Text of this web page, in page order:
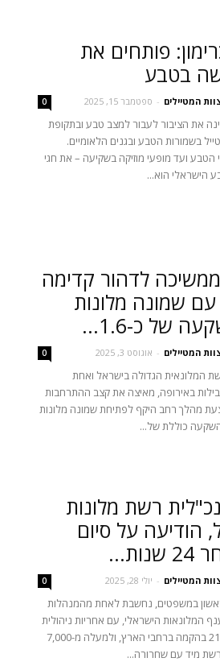
פותחים את
בטבע
המטיילים - ספטמבר 15, 2025 0
את הציבור לעבור למצב טבע ובתקופת
בשמורות הטבע ובגנים הלאומיים.
הטבע ועד מופעי מוזיקה בשקיעה – את חגי
הישראלי הוא...
לדהור קדימה
שמונה מלונות
של כ-1.6...
המטיילים - אוגוסט 3, 2025 0
המלונאית הגדולה בישראל ואחת
באירופה, מאיצה את קצב ההתרחבות
מהלך רחב היקף לפתיחת שמונה מלונות
רשת מלונות
הודיעה על סיום
המטיילים - יולי 28, 2025 0
במשפטים, נחשבת לאחת מהמנהלות
המלונאות הישראלי, עם אחריות ניהולית
של כ-41 בתי מלון, ועוד 21 בהקמה ברחבי הארץ, ולמעלה מ-7,000
מיד עם שחרורה...